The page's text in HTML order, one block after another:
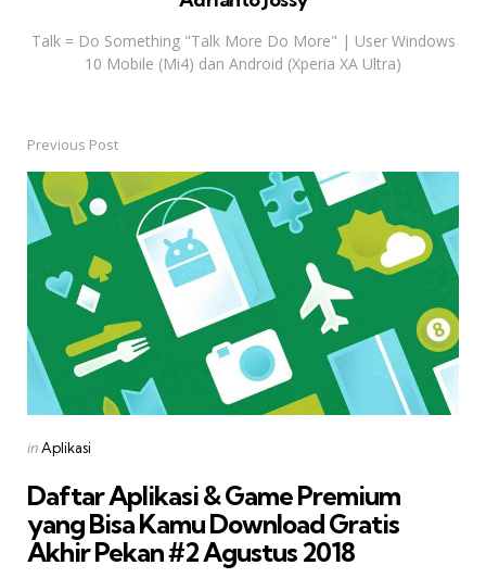
Talk = Do Something "Talk More Do More" | User Windows
10 Mobile (Mi4) dan Android (Xperia XA Ultra)
Post
navigation
Previous Post
Posted
inAplikasi
Daftar Aplikasi & Game Premium
yang Bisa Kamu Download Gratis 
Akhir Pekan #2 Agustus 2018